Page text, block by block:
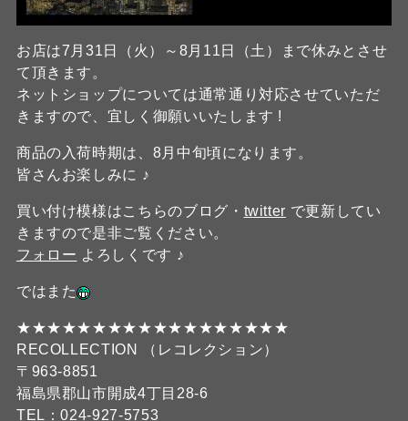
お店は7月31日（火）～8月11日（土）まで休みとさせ
て頂きます。
ネットショップについては通常通り対応させていただ
きますので、宜しく御願いいたします !
商品の入荷時期は、8月中旬頃になります。
皆さんお楽しみに ♪
買い付け模様はこちらのブログ・ twitter で更新してい
きますので是非ご覧ください。
フォロー よろしくです ♪
ではまた
★★★★★★★★★★★★★★★★★★
RECOLLECTION （レコレクション）
〒963-8851
福島県郡山市開成4丁目28-6
TEL：024-927-5753